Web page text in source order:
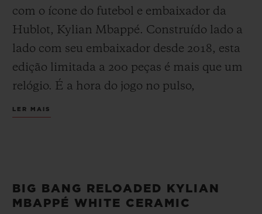
com o ícone do futebol e embaixador da
Hublot, Kylian Mbappé. Construído lado a
lado com seu embaixador desde 2018, esta
edição limitada a 200 peças é mais que um
relógio. É a hora do jogo no pulso,
desenvolvido com confiança, ambição
mentalidade de Mbappé: destemido,
LER MAIS
BIG BANG RELOADED KYLIAN
MBAPPÉ WHITE CERAMIC